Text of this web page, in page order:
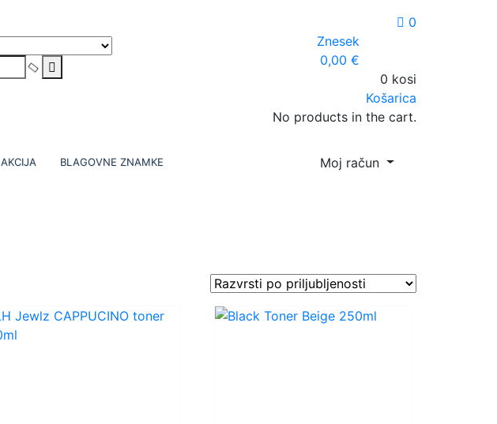
0
Znesek
0,00 €
0 kosi
Košarica
No products in the cart.
AKCIJA BLAGOVNE ZNAMKE Moj račun